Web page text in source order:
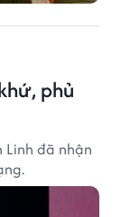
phủ
Linh đã nhận